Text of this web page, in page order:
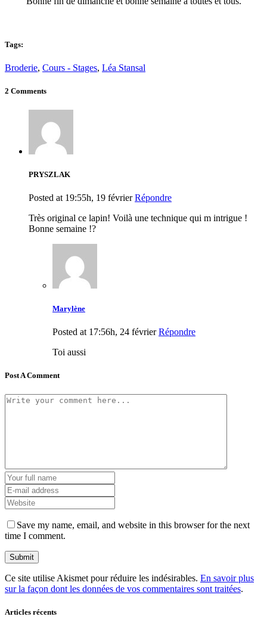
Tags:
Broderie, Cours - Stages, Léa Stansal
2 Comments
PRYSZLAK
Posted at 19:55h, 19 février Répondre
Très original ce lapin! Voilà une technique qui m intrigue !
Bonne semaine !?
Marylène
Posted at 17:56h, 24 février Répondre
Toi aussi
Post A Comment
Save my name, email, and website in this browser for the next
time I comment.
Ce site utilise Akismet pour réduire les indésirables. En savoir plus
sur la façon dont les données de vos commentaires sont traitées.
Articles récents